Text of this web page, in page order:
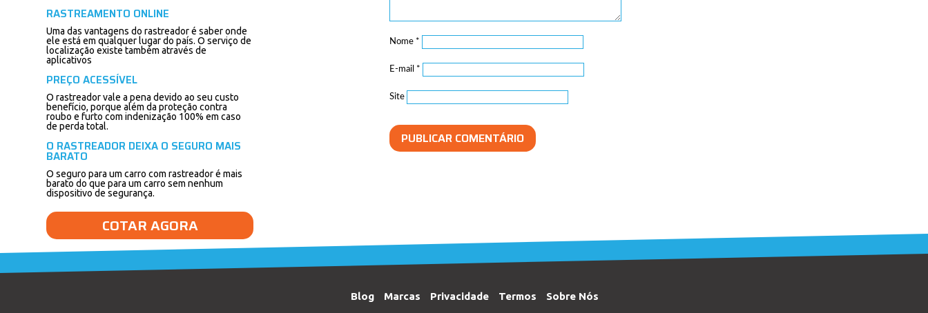
RASTREAMENTO ONLINE
Uma das vantagens do rastreador é saber onde
ele está em qualquer lugar do país. O serviço de
localização existe também através de
aplicativos
PREÇO ACESSÍVEL
O rastreador vale a pena devido ao seu custo
benefício, porque além da proteção contra
roubo e furto com indenização 100% em caso
de perda total.
O RASTREADOR DEIXA O SEGURO MAIS
BARATO
O seguro para um carro com rastreador é mais
barato do que para um carro sem nenhum
dispositivo de segurança.
COTAR AGORA
Nome *
E-mail *
Site
Blog Marcas Privacidade Termos Sobre Nós